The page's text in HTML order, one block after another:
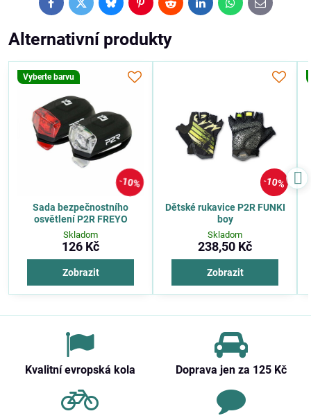
FacebookTwitterBlueskyPinterestRedditLinkedInWhatsApp
E-
mail
Alternativní produkty
10%
Vyberte barvu
Sada bezpečnostního
osvětlení P2R FREYO
Skladom
126 Kč
Zobrazit
10%
Dětské rukavice P2R FUNKI
boy
Skladom
238,50 Kč
Zobrazit
Kvalitní evropská kola Doprava jen za 125 Kč